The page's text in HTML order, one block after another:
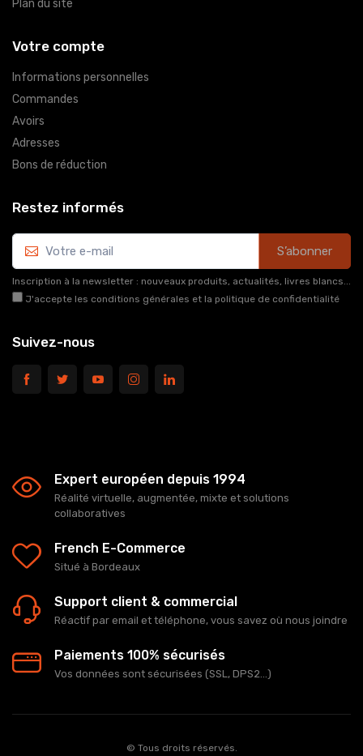
Plan du site
Votre compte
Informations personnelles
Commandes
Avoirs
Adresses
Bons de réduction
Restez informés
S’abonner
Inscription à la newsletter : nouveaux produits, actualités, livres blancs...
J'accepte les conditions générales et la politique de confidentialité
Suivez-nous
Expert européen depuis 1994
Réalité virtuelle, augmentée, mixte et solutions
collaboratives
French E-Commerce
Situé à Bordeaux
Support client & commercial
Réactif par email et téléphone, vous savez où nous joindre
Paiements 100% sécurisés
Vos données sont sécurisées (SSL, DPS2...)
© Tous droits réservés.